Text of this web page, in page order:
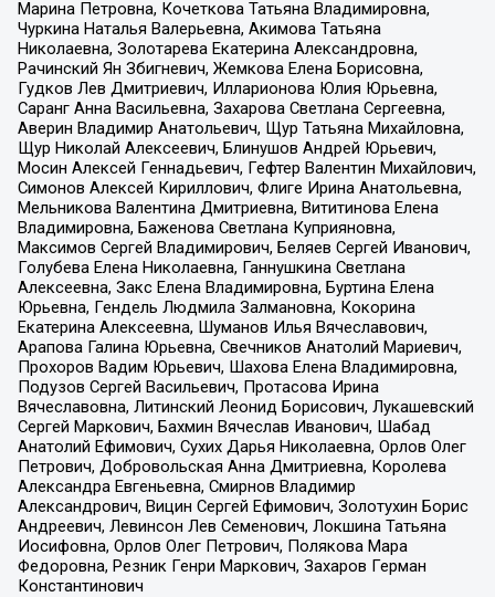
Марина Петровна, Кочеткова Татьяна Владимировна,
Чуркина Наталья Валерьевна, Акимова Татьяна
Николаевна, Золотарева Екатерина Александровна,
Рачинский Ян Збигневич, Жемкова Елена Борисовна,
Гудков Лев Дмитриевич, Илларионова Юлия Юрьевна,
Саранг Анна Васильевна, Захарова Светлана Сергеевна,
Аверин Владимир Анатольевич, Щур Татьяна Михайловна,
Щур Николай Алексеевич, Блинушов Андрей Юрьевич,
Мосин Алексей Геннадьевич, Гефтер Валентин Михайлович,
Симонов Алексей Кириллович, Флиге Ирина Анатольевна,
Мельникова Валентина Дмитриевна, Вититинова Елена
Владимировна, Баженова Светлана Куприяновна,
Максимов Сергей Владимирович, Беляев Сергей Иванович,
Голубева Елена Николаевна, Ганнушкина Светлана
Алексеевна, Закс Елена Владимировна, Буртина Елена
Юрьевна, Гендель Людмила Залмановна, Кокорина
Екатерина Алексеевна, Шуманов Илья Вячеславович,
Арапова Галина Юрьевна, Свечников Анатолий Мариевич,
Прохоров Вадим Юрьевич, Шахова Елена Владимировна,
Подузов Сергей Васильевич, Протасова Ирина
Вячеславовна, Литинский Леонид Борисович, Лукашевский
Сергей Маркович, Бахмин Вячеслав Иванович, Шабад
Анатолий Ефимович, Сухих Дарья Николаевна, Орлов Олег
Петрович, Добровольская Анна Дмитриевна, Королева
Александра Евгеньевна, Смирнов Владимир
Александрович, Вицин Сергей Ефимович, Золотухин Борис
Андреевич, Левинсон Лев Семенович, Локшина Татьяна
Иосифовна, Орлов Олег Петрович, Полякова Мара
Федоровна, Резник Генри Маркович, Захаров Герман
Константинович